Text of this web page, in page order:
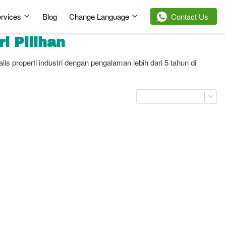
Blog Change Language ` Contact Us
Pilihan
properti industri dengan pengalaman lebih dari 5 tahun di